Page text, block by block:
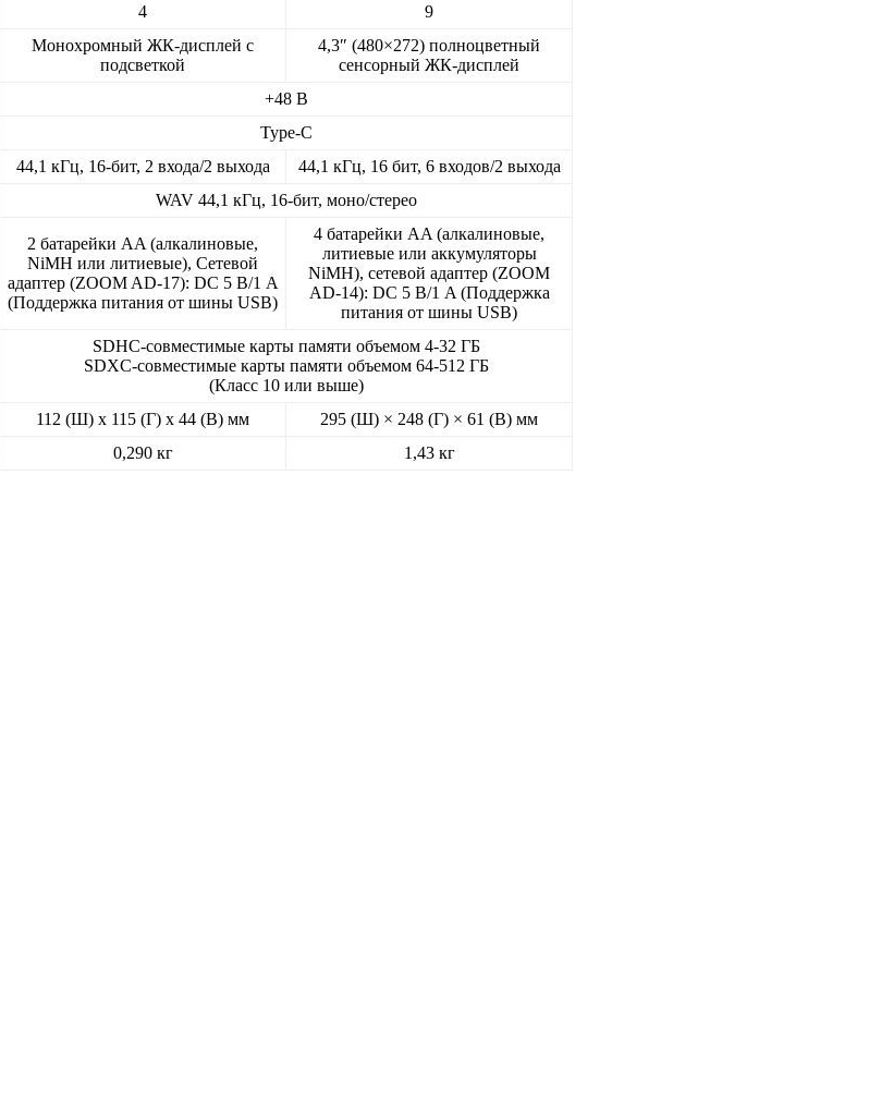
4 9
Монохромный ЖК-дисплей с
подсветкой
4,3″ (480×272) полноцветный
сенсорный ЖК-дисплей
+48 В
Type-C
44,1 кГц, 16-бит, 2 входа/2 выхода
44,1 кГц, 16 бит, 6 входов/2 выхода
WAV 44,1 кГц, 16-бит, моно/стерео
2 батарейки AA (алкалиновые,
NiMH или литиевые), Сетевой
адаптер (ZOOM AD-17): DC 5 В/1 А
(Поддержка питания от шины USB)
4 батарейки AA (алкалиновые,
литиевые или аккумуляторы
NiMH), сетевой адаптер (ZOOM
AD-14): DC 5 В/1 A (Поддержка
питания от шины USB)
SDHC-совместимые карты памяти объемом 4-32 ГБ
SDXC-совместимые карты памяти объемом 64-512 ГБ
(Класс 10 или выше)
112 (Ш) x 115 (Г) x 44 (В) мм
295 (Ш) × 248 (Г) × 61 (В) мм
0,290 кг 1,43 кг